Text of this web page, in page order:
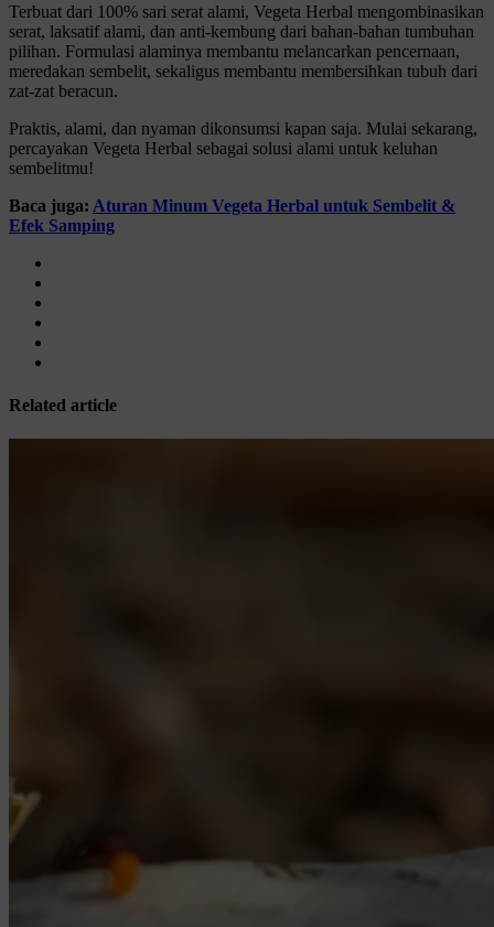
Terbuat dari 100% sari serat alami, Vegeta Herbal mengombinasikan
serat, laksatif alami, dan anti-kembung dari bahan-bahan tumbuhan
pilihan. Formulasi alaminya membantu melancarkan pencernaan,
meredakan sembelit, sekaligus membantu membersihkan tubuh dari
zat-zat beracun.
Praktis, alami, dan nyaman dikonsumsi kapan saja. Mulai sekarang,
percayakan Vegeta Herbal sebagai solusi alami untuk keluhan
sembelitmu!
Baca juga: Aturan Minum Vegeta Herbal untuk Sembelit &
Efek Samping
Related article